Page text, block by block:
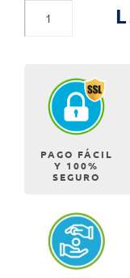
PAGO FÁCIL
Y 100%
SEGURO